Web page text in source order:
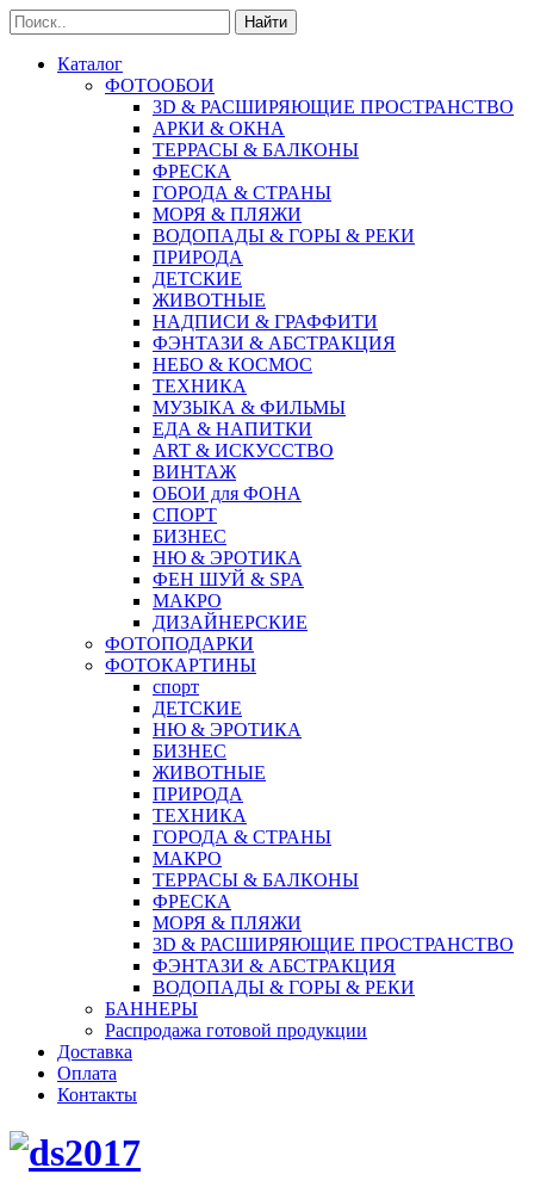
Найти
Каталог
ФОТООБОИ
3D & РАСШИРЯЮЩИЕ ПРОСТРАНСТВО
АРКИ & ОКНА
ТЕРРАСЫ & БАЛКОНЫ
ФРЕСКА
ГОРОДА & СТРАНЫ
МОРЯ & ПЛЯЖИ
ВОДОПАДЫ & ГОРЫ & РЕКИ
ПРИРОДА
ДЕТСКИЕ
ЖИВОТНЫЕ
НАДПИСИ & ГРАФФИТИ
ФЭНТАЗИ & АБСТРАКЦИЯ
НЕБО & КОСМОС
ТЕХНИКА
МУЗЫКА & ФИЛЬМЫ
ЕДА & НАПИТКИ
ART & ИСКУССТВО
ВИНТАЖ
ОБОИ для ФОНА
СПОРТ
БИЗНЕС
НЮ & ЭРОТИКА
ФЕН ШУЙ & SPA
МАКРО
ДИЗАЙНЕРСКИЕ
ФОТОПОДАРКИ
ФОТОКАРТИНЫ
спорт
ДЕТСКИЕ
НЮ & ЭРОТИКА
БИЗНЕС
ЖИВОТНЫЕ
ПРИРОДА
ТЕХНИКА
ГОРОДА & СТРАНЫ
МАКРО
ТЕРРАСЫ & БАЛКОНЫ
ФРЕСКА
МОРЯ & ПЛЯЖИ
3D & РАСШИРЯЮЩИЕ ПРОСТРАНСТВО
ФЭНТАЗИ & АБСТРАКЦИЯ
ВОДОПАДЫ & ГОРЫ & РЕКИ
БАННЕРЫ
Распродажа готовой продукции
Доставка
Оплата
Контакты